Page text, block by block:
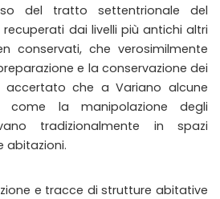
del tratto settentrionale del
dai livelli più antichi altri
conservati, che verosimilmente
e la conservazione dei
accertato che a Variano alcune
come la manipolazione degli
tradizionalmente in spazi
abitazioni.
e tracce di strutture abitative